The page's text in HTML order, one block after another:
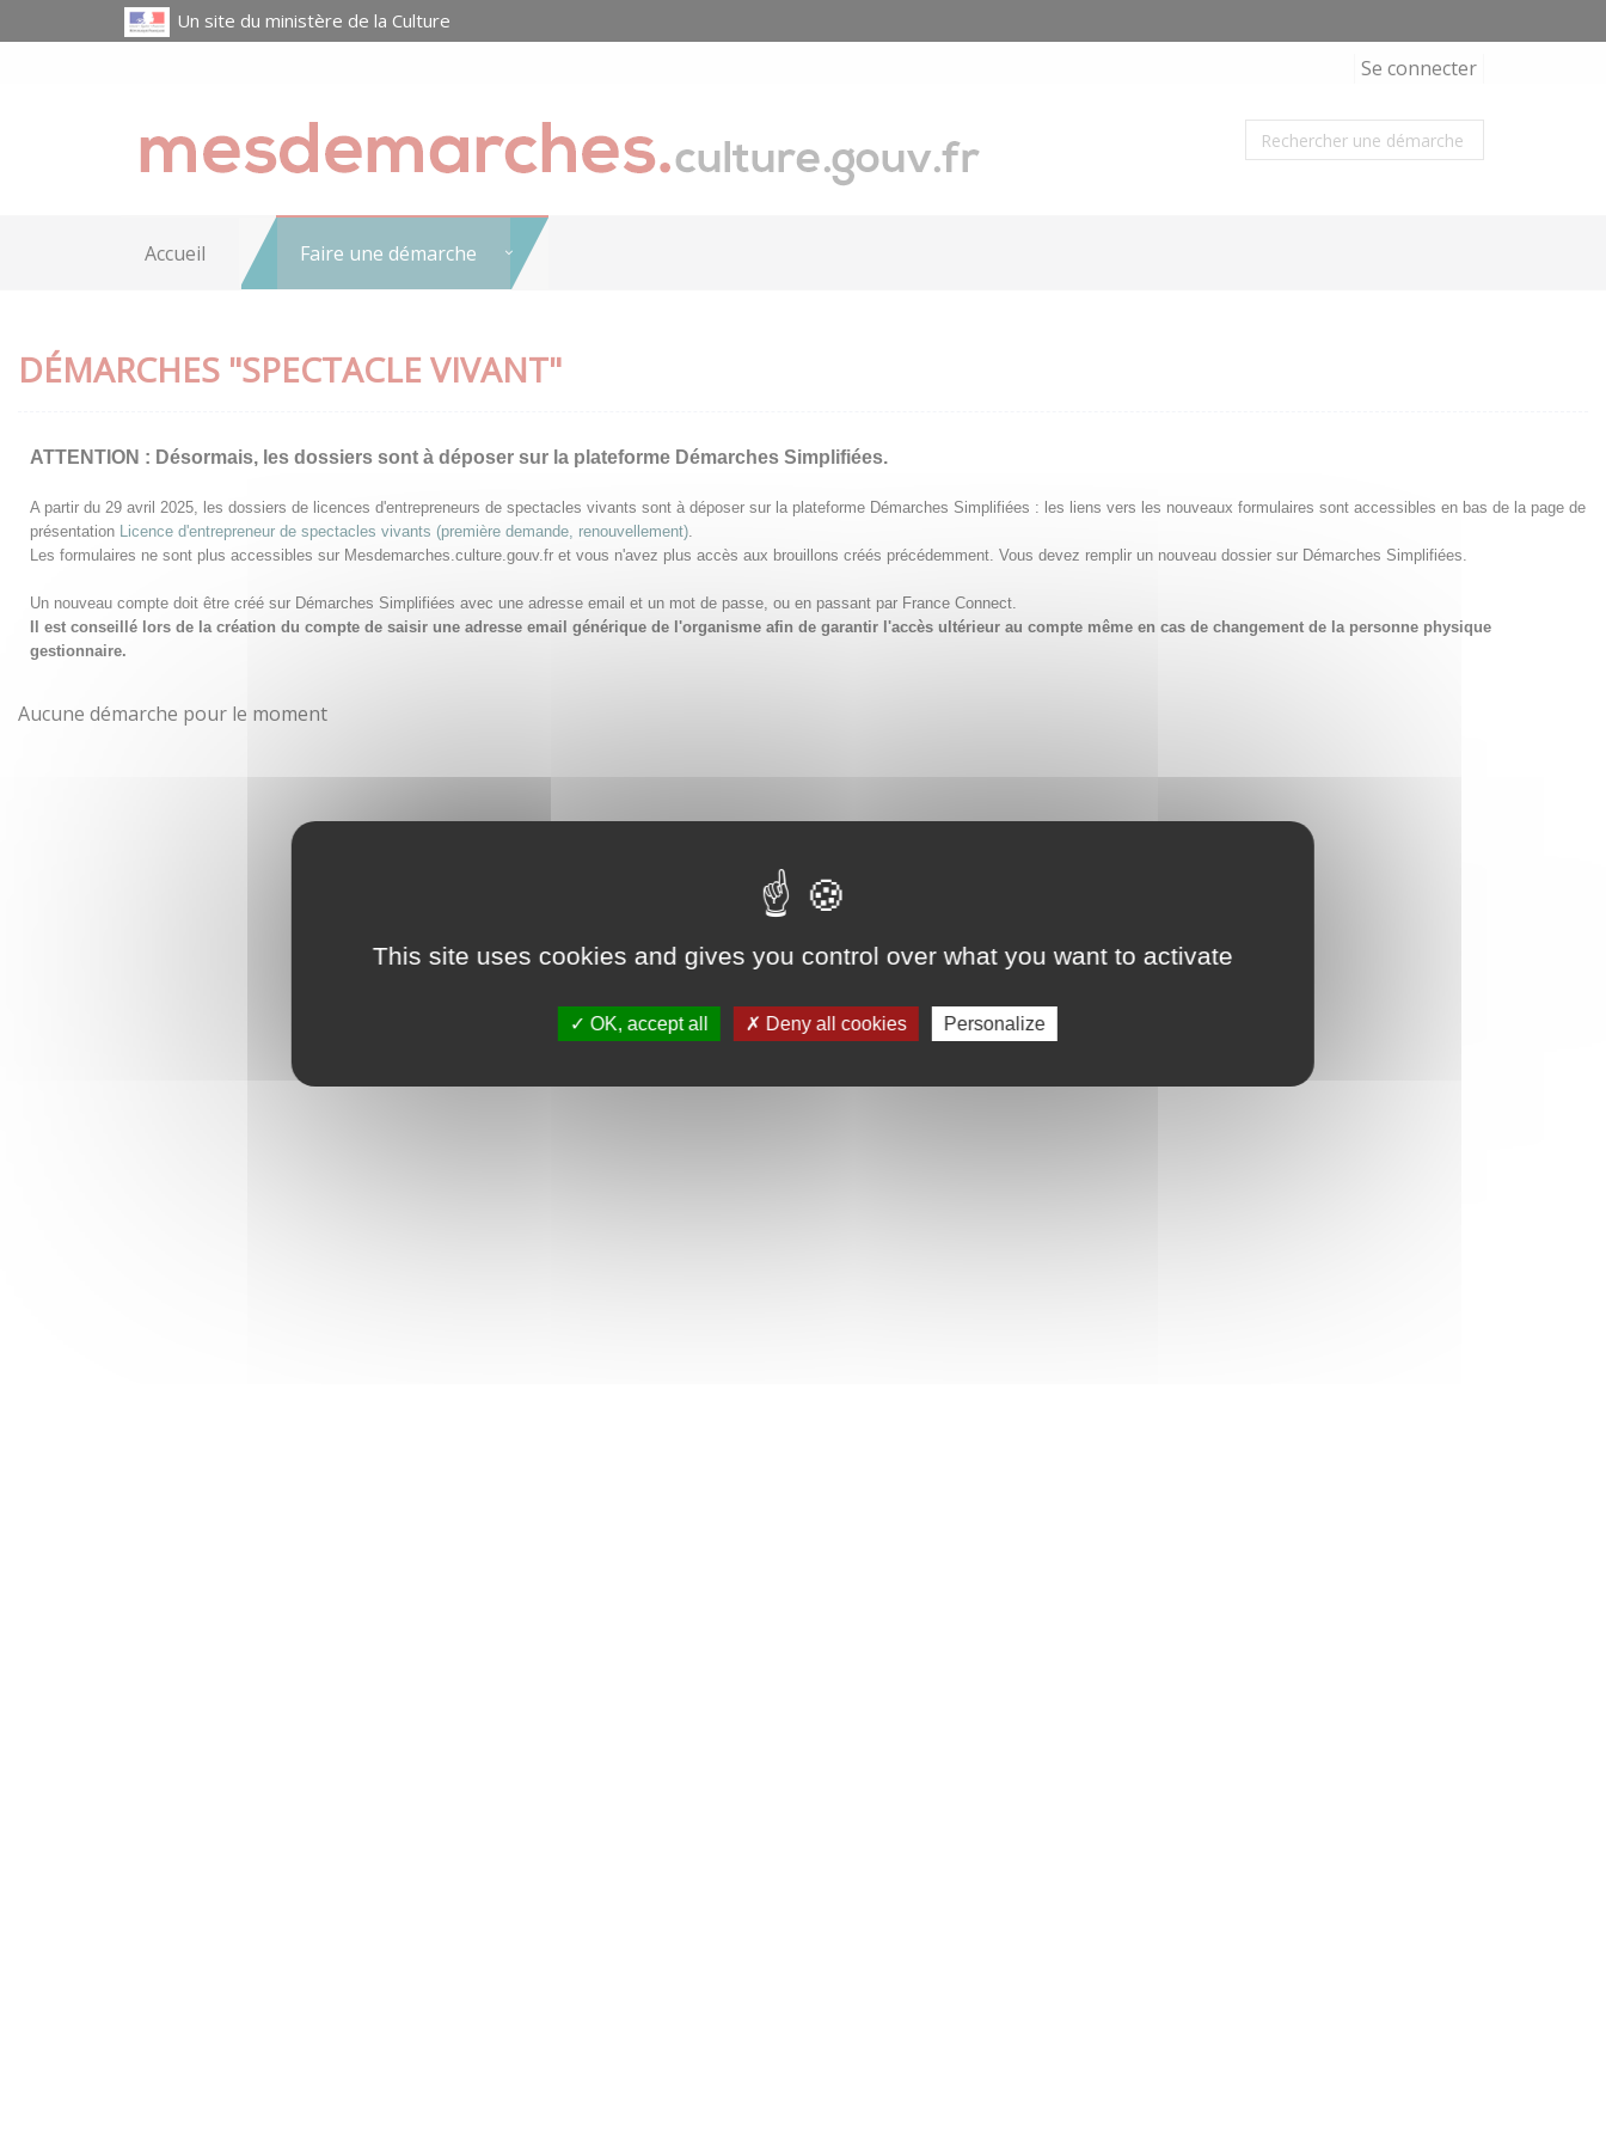
This site uses cookies and gives you control over what you want to activate
OK, accept all Deny all cookies Personalize
Un site du ministère de la Culture
Se connecter
Accueil Faire une démarche
DÉMARCHES "SPECTACLE VIVANT"
ATTENTION : Désormais, les dossiers sont à déposer sur la plateforme Démarches Simplifiées.
A partir du 29 avril 2025, les dossiers de licences d'entrepreneurs de spectacles vivants sont à déposer sur la plateforme Démarches Simplifiées : les liens vers les nouveaux formulaires sont accessibles en bas de la page de
présentation Licence d'entrepreneur de spectacles vivants (première demande, renouvellement).
Les formulaires ne sont plus accessibles sur Mesdemarches.culture.gouv.fr et vous n'avez plus accès aux brouillons créés précédemment. Vous devez remplir un nouveau dossier sur Démarches Simplifiées.
Un nouveau compte doit être créé sur Démarches Simplifiées avec une adresse email et un mot de passe, ou en passant par France Connect.
Il est conseillé lors de la création du compte de saisir une adresse email générique de l'organisme afin de garantir l'accès ultérieur au compte même en cas de changement de la personne physique
gestionnaire.
Aucune démarche pour le moment